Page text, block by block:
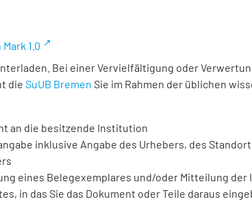
1.0
Bei einer Vervielfältigung oder
die SuUB Bremen Sie im Rahmen der üblichen
an die besitzende Institution
inklusive Angabe des Urhebers, des
eines Belegexemplares und/oder Mitteilung
in das Sie das Dokument oder Teile daraus